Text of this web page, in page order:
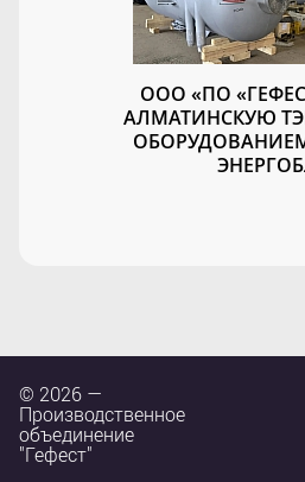
ООО «ПО
АЛМАТИНСКУЮ
© 2026 —
Производственное
объединение
"Гефест"